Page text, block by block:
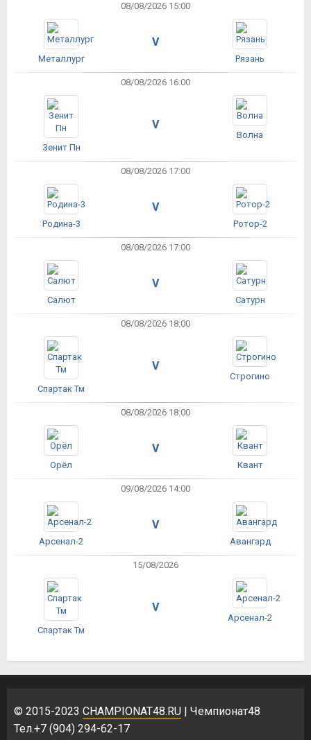
08/08/2026 15:00
Металлург
V
Рязань
08/08/2026 16:00
Зенит Пн
V
Волна
08/08/2026 17:00
Родина-3
V
Ротор-2
08/08/2026 17:00
Салют
V
Сатурн
08/08/2026 18:00
Спартак Тм
V
Строгино
08/08/2026 18:00
Орёл
V
Квант
09/08/2026 14:00
Арсенал-2
V
Авангард
15/08/2026
Спартак Тм
V
Арсенал-2
© 2015-2023 CHAMPIONAT48.RU | Чемпионат48
Тел.+7 (904) 294-62-17